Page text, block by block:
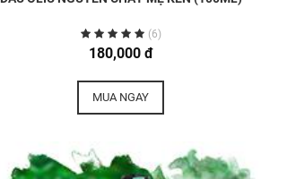
(6)
180,000 đ
MUA NGAY